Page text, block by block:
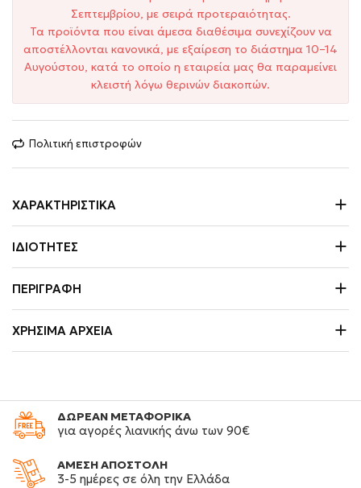
Σεπτεμβρίου, με σειρά προτεραιότητας.
Τα προϊόντα που είναι άμεσα διαθέσιμα συνεχίζουν να
αποστέλλονται κανονικά, με εξαίρεση το διάστημα 10–14
Αυγούστου, κατά το οποίο η εταιρεία μας θα παραμείνει
κλειστή λόγω θερινών διακοπών.
Πολιτική επιστροφών
ΧΑΡΑΚΤΗΡΙΣΤΙΚΆ
ΙΔΙΌΤΗΤΕΣ
ΠΕΡΙΓΡΑΦΉ
ΧΡΉΣΙΜΑ ΑΡΧΕΊΑ
ΔΩΡΕΑΝ ΜΕΤΑΦΟΡΙΚΑ
για αγορές λιανικής άνω των 90€
ΑΜΕΣΗ ΑΠΟΣΤΟΛΗ
3-5 ημέρες σε όλη την Ελλάδα